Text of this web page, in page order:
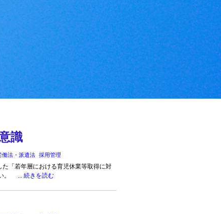
識
働法・派遣法 採用管理
「若年層における育児休業等取得に対
い。 ...続きを読む